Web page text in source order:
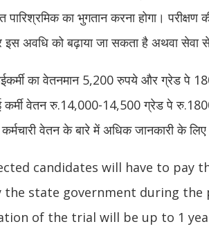
पारिश्रमिक का भुगतान करना होगा।
अवधि को बढ़ाया जा सकता है अथवा सेवा
का वेतनमान 5,200 रुपये और ग्रेड पे
कर्मी वेतन रु.14,000-14,500 ग्रेड पे
कर्मचारी वेतन के बारे में अधिक जानकारी के
candidates will have to pay
the state government during
of the trial will be up to 1